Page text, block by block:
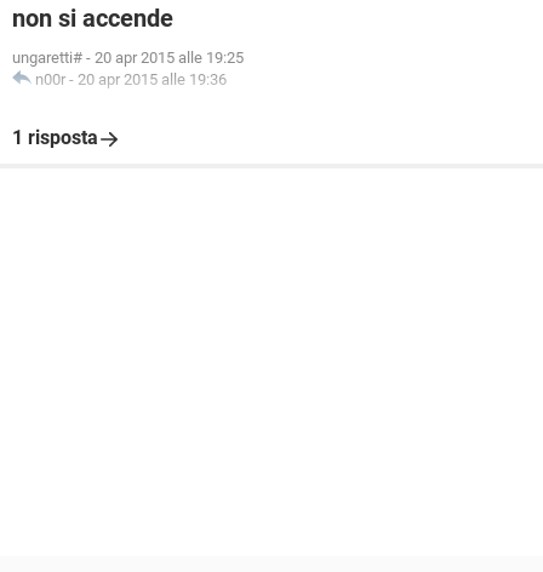
non si accende
ungaretti# - 20 apr 2015 alle 19:25
n00r - 20 apr 2015 alle 19:36
1 risposta